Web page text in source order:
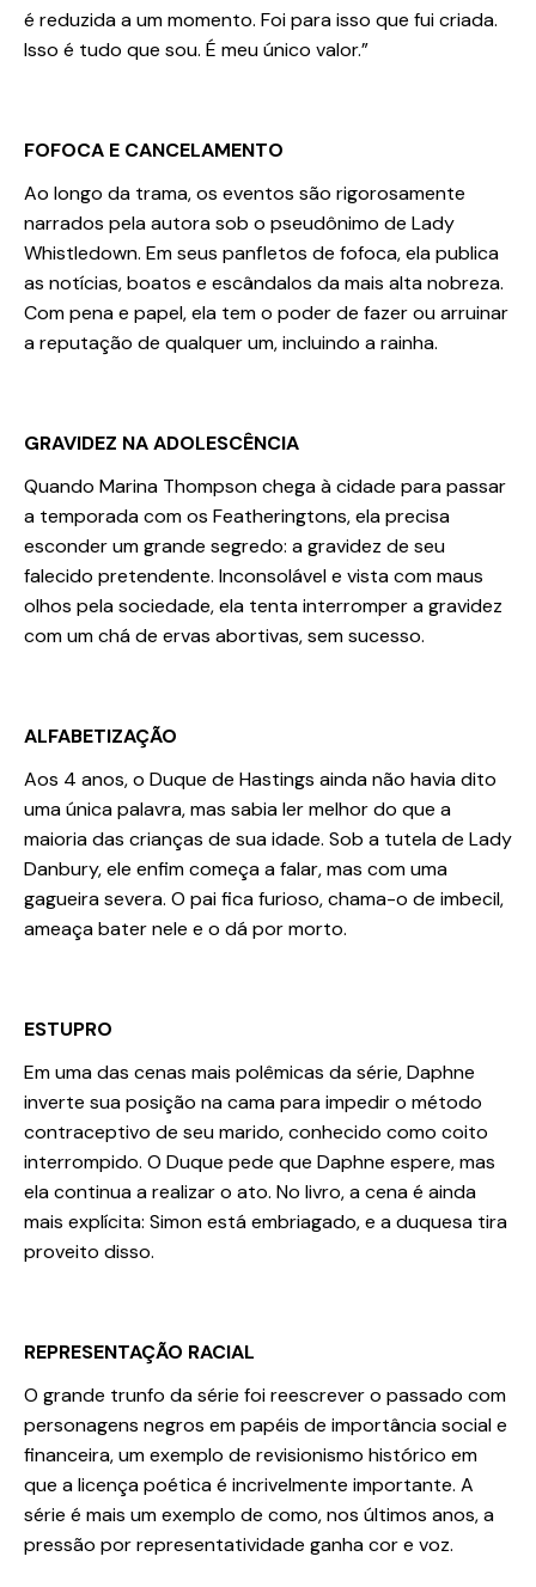
é reduzida a um momento. Foi para isso que fui criada.
Isso é tudo que sou. É meu único valor.”
FOFOCA E CANCELAMENTO
Ao longo da trama, os eventos são rigorosamente
narrados pela autora sob o pseudônimo de Lady
Whistledown. Em seus panfletos de fofoca, ela publica
as notícias, boatos e escândalos da mais alta nobreza.
Com pena e papel, ela tem o poder de fazer ou arruinar
a reputação de qualquer um, incluindo a rainha.
GRAVIDEZ NA ADOLESCÊNCIA
Quando Marina Thompson chega à cidade para passar
a temporada com os Featheringtons, ela precisa
esconder um grande segredo: a gravidez de seu
falecido pretendente. Inconsolável e vista com maus
olhos pela sociedade, ela tenta interromper a gravidez
com um chá de ervas abortivas, sem sucesso.
ALFABETIZAÇÃO
Aos 4 anos, o Duque de Hastings ainda não havia dito
uma única palavra, mas sabia ler melhor do que a
maioria das crianças de sua idade. Sob a tutela de Lady
Danbury, ele enfim começa a falar, mas com uma
gagueira severa. O pai fica furioso, chama-o de imbecil,
ameaça bater nele e o dá por morto.
ESTUPRO
Em uma das cenas mais polêmicas da série, Daphne
inverte sua posição na cama para impedir o método
contraceptivo de seu marido, conhecido como coito
interrompido. O Duque pede que Daphne espere, mas
ela continua a realizar o ato. No livro, a cena é ainda
mais explícita: Simon está embriagado, e a duquesa tira
proveito disso.
REPRESENTAÇÃO RACIAL
O grande trunfo da série foi reescrever o passado com
personagens negros em papéis de importância social e
financeira, um exemplo de revisionismo histórico em
que a licença poética é incrivelmente importante. A
série é mais um exemplo de como, nos últimos anos, a
pressão por representatividade ganha cor e voz.